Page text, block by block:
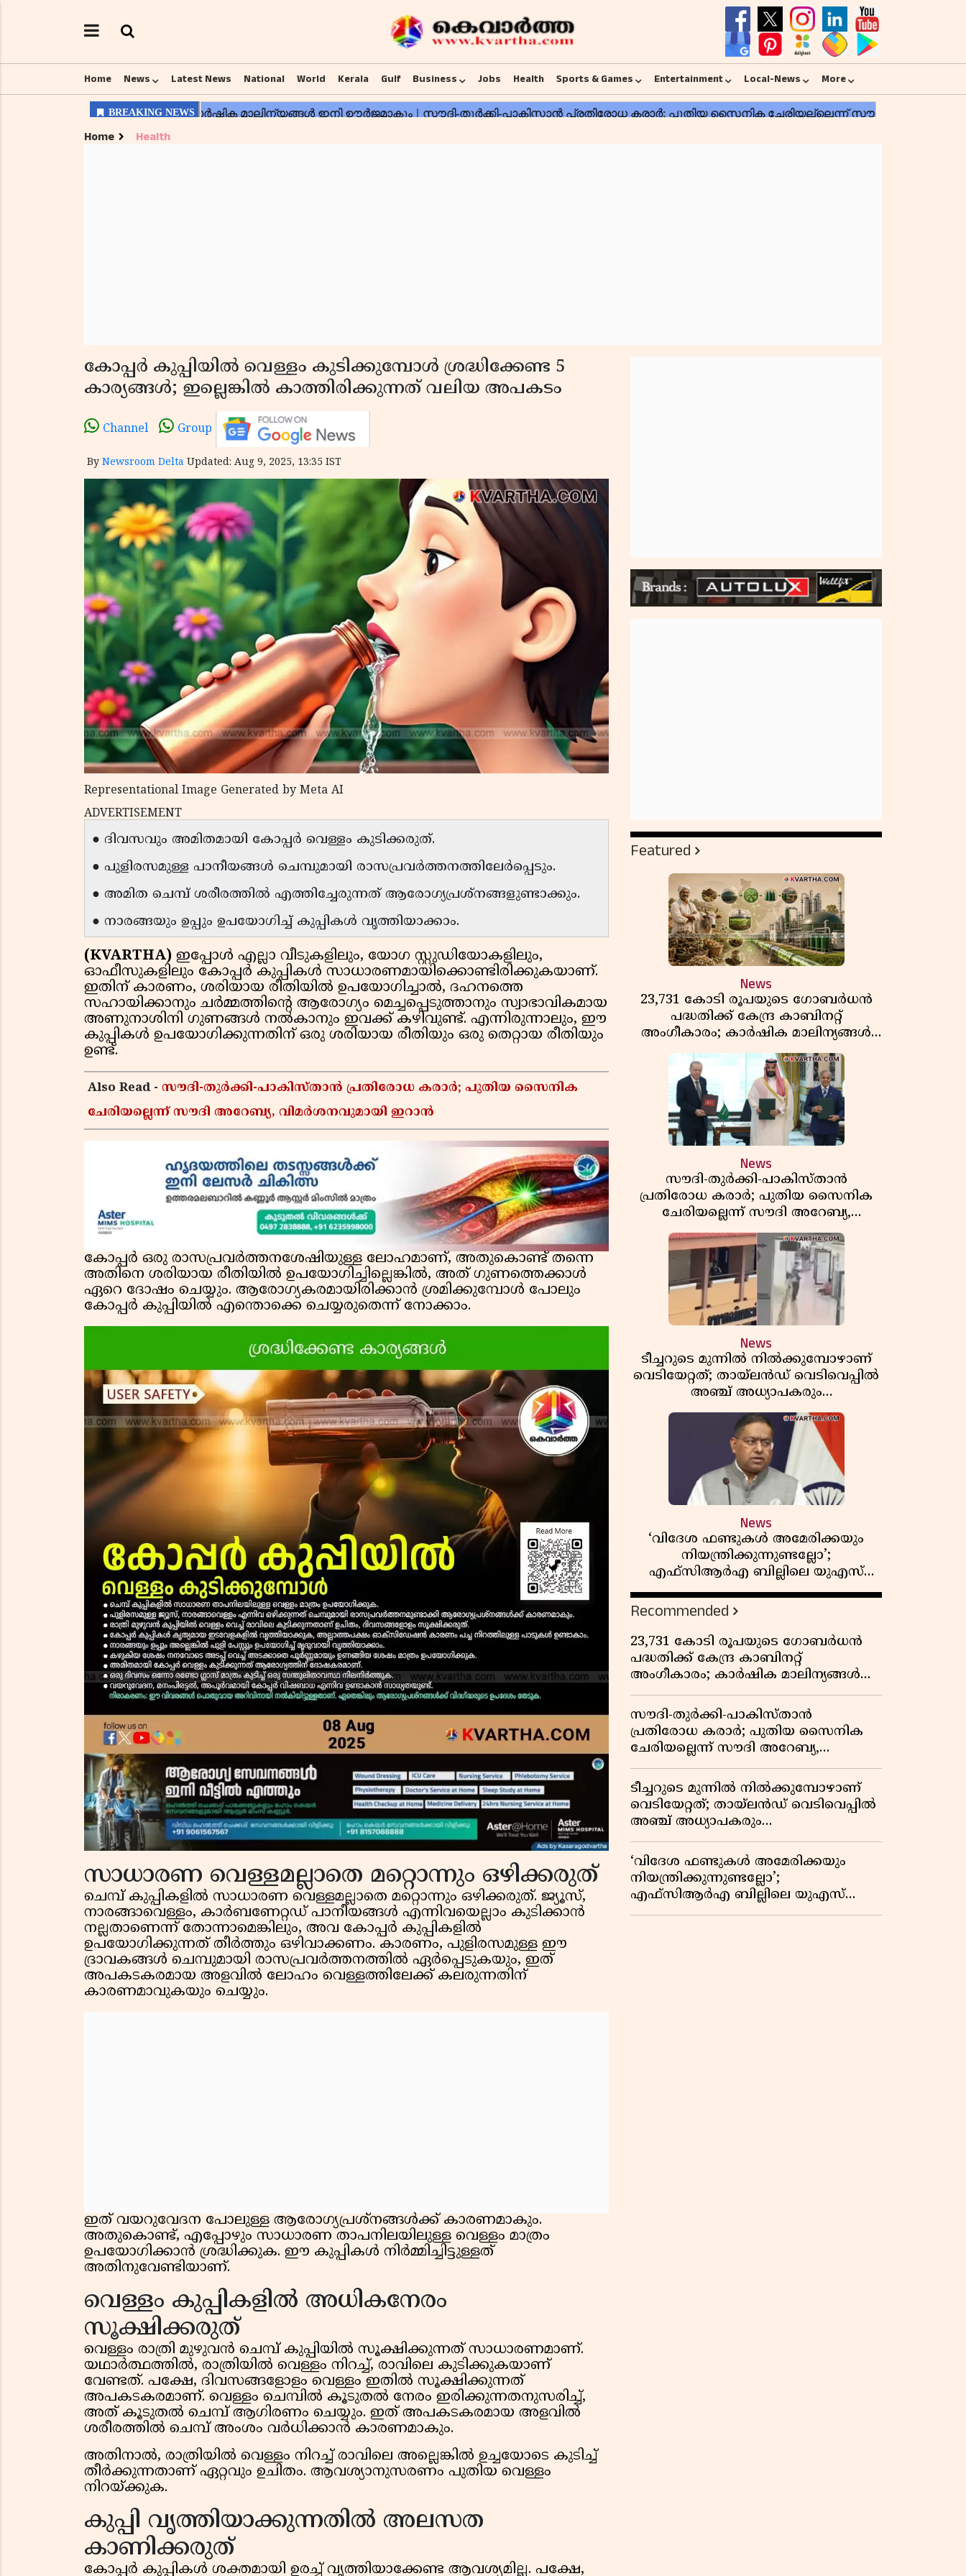
Home News Latest News National World Kerala Gulf Business Jobs Health Sports & Games Entertainment Local-News More
Home Health
കോപ്പർ കുപ്പിയിൽ വെള്ളം കുടിക്കുമ്പോൾ ശ്രദ്ധിക്കേണ്ട 5
കാര്യങ്ങൾ; ഇല്ലെങ്കിൽ കാത്തിരിക്കുന്നത് വലിയ അപകടം
Channel Group
By Newsroom Delta Updated: Aug 9, 2025, 13:35 IST
Representational Image Generated by Meta AI
ADVERTISEMENT
● ദിവസവും അമിതമായി കോപ്പർ വെള്ളം കുടിക്കരുത്.
● പുളിരസമുള്ള പാനീയങ്ങൾ ചെമ്പുമായി രാസപ്രവർത്തനത്തിലേർപ്പെടും.
● അമിത ചെമ്പ് ശരീരത്തിൽ എത്തിച്ചേരുന്നത് ആരോഗ്യപ്രശ്നങ്ങളുണ്ടാക്കും.
● നാരങ്ങയും ഉപ്പും ഉപയോഗിച്ച് കുപ്പികൾ വൃത്തിയാക്കാം.
(KVARTHA) ഇപ്പോൾ എല്ലാ വീടുകളിലും, യോഗ സ്റ്റുഡിയോകളിലും,
ഓഫീസുകളിലും കോപ്പർ കുപ്പികൾ സാധാരണമായിക്കൊണ്ടിരിക്കുകയാണ്.
ഇതിന് കാരണം, ശരിയായ രീതിയിൽ ഉപയോഗിച്ചാൽ, ദഹനത്തെ
സഹായിക്കാനും ചർമ്മത്തിന്റെ ആരോഗ്യം മെച്ചപ്പെടുത്താനും സ്വാഭാവികമായ
അണുനാശിനി ഗുണങ്ങൾ നൽകാനും ഇവക്ക് കഴിവുണ്ട്. എന്നിരുന്നാലും, ഈ
കുപ്പികൾ ഉപയോഗിക്കുന്നതിന് ഒരു ശരിയായ രീതിയും ഒരു തെറ്റായ രീതിയും
ഉണ്ട്.
Also Read - സൗദി-തുർക്കി-പാകിസ്താൻ പ്രതിരോധ കരാർ; പുതിയ സൈനിക
ചേരിയല്ലെന്ന് സൗദി അറേബ്യ, വിമർശനവുമായി ഇറാൻ
കോപ്പർ ഒരു രാസപ്രവർത്തനശേഷിയുള്ള ലോഹമാണ്, അതുകൊണ്ട് തന്നെ
അതിനെ ശരിയായ രീതിയിൽ ഉപയോഗിച്ചില്ലെങ്കിൽ, അത് ഗുണത്തെക്കാൾ
ഏറെ ദോഷം ചെയ്യും. ആരോഗ്യകരമായിരിക്കാൻ ശ്രമിക്കുമ്പോൾ പോലും
കോപ്പർ കുപ്പിയിൽ എന്തൊക്കെ ചെയ്യരുതെന്ന് നോക്കാം.
സാധാരണ വെള്ളമല്ലാതെ മറ്റൊന്നും ഒഴിക്കരുത്
ചെമ്പ് കുപ്പികളിൽ സാധാരണ വെള്ളമല്ലാതെ മറ്റൊന്നും ഒഴിക്കരുത്. ജ്യൂസ്,
നാരങ്ങാവെള്ളം, കാർബണേറ്റഡ് പാനീയങ്ങൾ എന്നിവയെല്ലാം കുടിക്കാൻ
നല്ലതാണെന്ന് തോന്നാമെങ്കിലും, അവ കോപ്പർ കുപ്പികളിൽ
ഉപയോഗിക്കുന്നത് തീർത്തും ഒഴിവാക്കണം. കാരണം, പുളിരസമുള്ള ഈ
ദ്രാവകങ്ങൾ ചെമ്പുമായി രാസപ്രവർത്തനത്തിൽ ഏർപ്പെടുകയും, ഇത്
അപകടകരമായ അളവിൽ ലോഹം വെള്ളത്തിലേക്ക് കലരുന്നതിന്
കാരണമാവുകയും ചെയ്യും.
ഇത് വയറുവേദന പോലുള്ള ആരോഗ്യപ്രശ്നങ്ങൾക്ക് കാരണമാകും.
അതുകൊണ്ട്, എപ്പോഴും സാധാരണ താപനിലയിലുള്ള വെള്ളം മാത്രം
ഉപയോഗിക്കാൻ ശ്രദ്ധിക്കുക. ഈ കുപ്പികൾ നിർമ്മിച്ചിട്ടുള്ളത്
അതിനുവേണ്ടിയാണ്.
വെള്ളം കുപ്പികളിൽ അധികനേരം
സൂക്ഷിക്കരുത്
വെള്ളം രാത്രി മുഴുവൻ ചെമ്പ് കുപ്പിയിൽ സൂക്ഷിക്കുന്നത് സാധാരണമാണ്.
യഥാർത്ഥത്തിൽ, രാത്രിയിൽ വെള്ളം നിറച്ച്, രാവിലെ കുടിക്കുകയാണ്
വേണ്ടത്. പക്ഷേ, ദിവസങ്ങളോളം വെള്ളം ഇതിൽ സൂക്ഷിക്കുന്നത്
അപകടകരമാണ്. വെള്ളം ചെമ്പിൽ കൂടുതൽ നേരം ഇരിക്കുന്നതനുസരിച്ച്,
അത് കൂടുതൽ ചെമ്പ് ആഗിരണം ചെയ്യും. ഇത് അപകടകരമായ അളവിൽ
ശരീരത്തിൽ ചെമ്പ് അംശം വർധിക്കാൻ കാരണമാകും.
അതിനാൽ, രാത്രിയിൽ വെള്ളം നിറച്ച് രാവിലെ അല്ലെങ്കിൽ ഉച്ചയോടെ കുടിച്ച്
തീർക്കുന്നതാണ് ഏറ്റവും ഉചിതം. ആവശ്യാനുസരണം പുതിയ വെള്ളം
നിറയ്ക്കുക.
കുപ്പി വൃത്തിയാക്കുന്നതിൽ അലസത
കാണിക്കരുത്
കോപ്പർ കുപ്പികൾ ശക്തമായി ഉരച്ച് വൃത്തിയാക്കേണ്ട ആവശ്യമില്ല. പക്ഷേ,
Featured
News
23,731 കോടി രൂപയുടെ ഗോബർധൻ
പദ്ധതിക്ക് കേന്ദ്ര കാബിനറ്റ്
അംഗീകാരം; കാർഷിക മാലിന്യങ്ങൾ
ഇനി ഊർജമാകും
News
സൗദി-തുർക്കി-പാകിസ്താൻ
പ്രതിരോധ കരാർ; പുതിയ സൈനിക
ചേരിയല്ലെന്ന് സൗദി അറേബ്യ,
വിമർശനവുമായി ഇറാൻ
News
ടീച്ചറുടെ മുന്നിൽ നിൽക്കുമ്പോഴാണ്
വെടിയേറ്റത്; തായ്‌ലൻഡ് വെടിവെപ്പിൽ
അഞ്ച് അധ്യാപകരും
മുത്തശ്ശീമുത്തശ്ശന്മാരും കൊല്ലപ്പെട്ടു,
മരണസംഖ്യ 7; ഞെട്ടിക്കുന്ന
വെളിപ്പെടുത്തലുകൾ
News
‘വിദേശ ഫണ്ടുകൾ അമേരിക്കയും
നിയന്ത്രിക്കുന്നുണ്ടല്ലോ’;
എഫ്സിആർഎ ബില്ലിലെ യുഎസ്
വിമർശനങ്ങൾക്ക് മറുപടിയുമായി ഇന്ത്യ
Recommended
23,731 കോടി രൂപയുടെ ഗോബർധൻ
പദ്ധതിക്ക് കേന്ദ്ര കാബിനറ്റ്
അംഗീകാരം; കാർഷിക മാലിന്യങ്ങൾ
ഇനി ഊർജമാകും
സൗദി-തുർക്കി-പാകിസ്താൻ
പ്രതിരോധ കരാർ; പുതിയ സൈനിക
ചേരിയല്ലെന്ന് സൗദി അറേബ്യ,
വിമർശനവുമായി ഇറാൻ
ടീച്ചറുടെ മുന്നിൽ നിൽക്കുമ്പോഴാണ്
വെടിയേറ്റത്; തായ്‌ലൻഡ് വെടിവെപ്പിൽ
അഞ്ച് അധ്യാപകരും
മുത്തശ്ശീമുത്തശ്ശന്മാരും കൊല്ലപ്പെട്ടു,
മരണസംഖ്യ 7; ഞെട്ടിക്കുന്ന
വെളിപ്പെടുത്തലുകൾ
‘വിദേശ ഫണ്ടുകൾ അമേരിക്കയും
നിയന്ത്രിക്കുന്നുണ്ടല്ലോ’;
എഫ്സിആർഎ ബില്ലിലെ യുഎസ്
വിമർശനങ്ങൾക്ക് മറുപടിയുമായി ഇന്ത്യ